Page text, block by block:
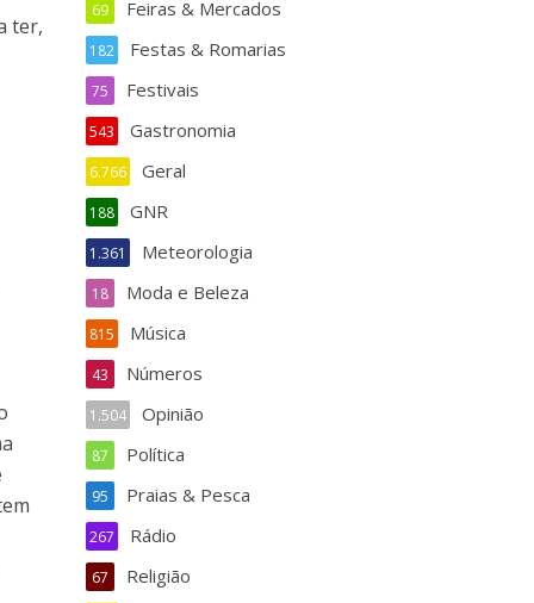
ter,
Feiras & Mercados
69
Festas & Romarias
182
Festivais
75
Gastronomia
543
Geral
6.766
GNR
188
Meteorologia
1.361
Moda e Beleza
18
Música
815
Números
43
Opinião
1.504
Política
87
Praias & Pesca
95
Rádio
267
Religião
67